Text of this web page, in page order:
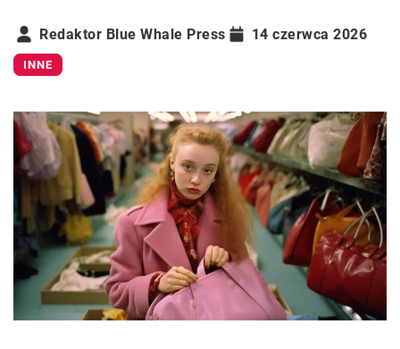
Redaktor Blue Whale Press 14 czerwca 2026
INNE